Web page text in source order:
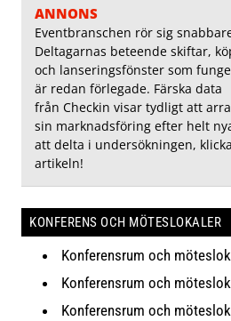
ANNONS
Eventbranschen rör sig
Deltagarnas beteende skiftar,
och lanseringsfönster som
är redan förlegade. Färska data
från Checkin visar tydligt att
sin marknadsföring efter helt
att delta i undersökningen,
artikeln!
KONFERENS OCH MÖTESLOKALER
Konferensrum och
Konferensrum och
Konferensrum och